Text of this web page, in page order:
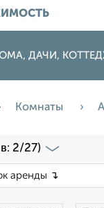
ДАЧИ,
Комнаты
2/27)